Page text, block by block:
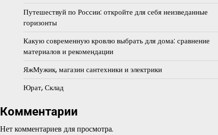
Путешествуй по России: откройте для себя неизведанные
горизонты
Какую современную кровлю выбрать для дома: сравнение
материалов и рекомендации
ЯжМужик, магазин сантехники и электрики
Юрат, Склад
Комментарии
Нет комментариев для просмотра.